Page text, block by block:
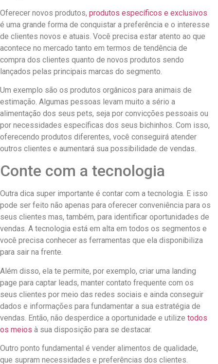
Oferecer novos produtos, produtos específicos e exclusivos
é uma grande forma de conquistar a preferência e o interesse
de clientes novos e atuais. Você precisa estar atento ao que
acontece no mercado tanto em termos de tendência de
compra dos clientes quanto de novos produtos sendo
lançados pelas principais marcas do segmento.
Um exemplo são os produtos orgânicos para animais de
estimação. Algumas pessoas levam muito a sério a
alimentação dos seus pets, seja por convicções pessoais ou
por necessidades específicas dos seus bichinhos. Com isso,
oferecendo produtos diferentes, você conseguirá atender
outros clientes e aumentará sua possibilidade de vendas.
Conte com a tecnologia
Outra dica super importante é contar com a tecnologia. E isso
pode ser feito não apenas para oferecer conveniência para os
seus clientes mas, também, para identificar oportunidades de
vendas. A tecnologia está em alta em todos os segmentos e
você precisa conhecer as ferramentas que ela disponibiliza
para sair na frente.
Além disso, ela te permite, por exemplo, criar uma landing
page para captar leads, manter contato frequente com os
seus clientes por meio das redes sociais e ainda conseguir
dados e informações para fundamentar a sua estratégia de
vendas. Então, não desperdice a oportunidade e utilize todos
os meios à sua disposição para se destacar.
Outro ponto fundamental é vender alimentos de qualidade,
que supram necessidades e preferências dos clientes.